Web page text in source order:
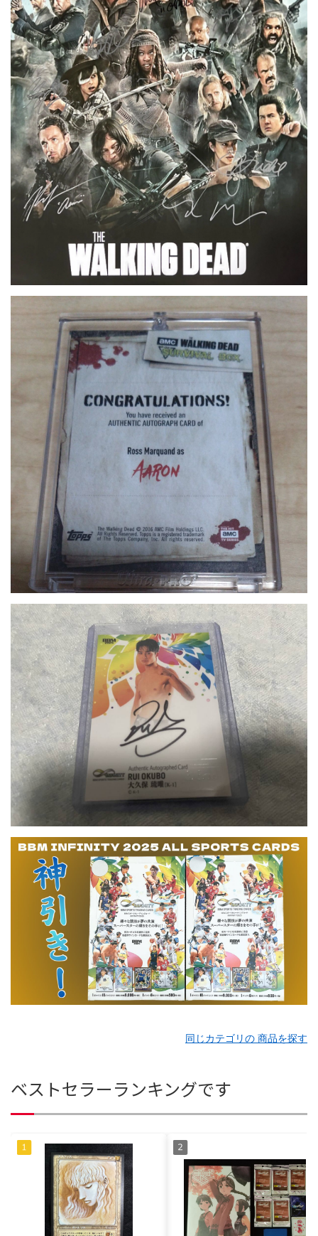
同じカテゴリの 商品を探す
ベストセラーランキングです